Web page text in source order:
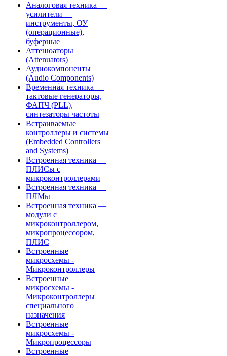
Аналоговая техника —
усилители —
инструменты, ОУ
(операционные),
буферные
Аттенюаторы
(Attenuators)
Аудиокомпоненты
(Audio Components)
Временна́я техника —
тактовые генераторы,
ФАПЧ (PLL),
синтезаторы частоты
Встраиваемые
контроллеры и системы
(Embedded Controllers
and Systems)
Встроенная техника —
ПЛИСы с
микроконтроллерами
Встроенная техника —
ПЛМы
Встроенная техника —
модули с
микроконтроллером,
микропроцессором,
ПЛИС
Встроенные
микросхемы -
Микроконтроллеры
Встроенные
микросхемы -
Микроконтроллеры
специального
назначения
Встроенные
микросхемы -
Микропроцессоры
Встроенные